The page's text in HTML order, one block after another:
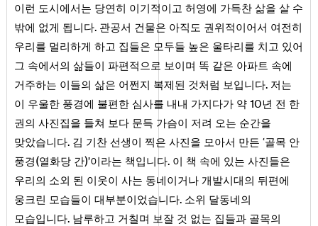
이런 도시에서는 당연히 이기적이고 허영에 가득찬 삶을 살 수
밖에 없게 됩니다. 관공서 건물은 아직도 권위적이어서 여전히
우리를 멀리하게 하고 집들은 모두들 높은 울타리를 치고 있어
그 속에서의 삶들이 파편적으로 보이며 똑 같은 아파트 속에
거주하는 이들의 삶은 어쩐지 복제된 것처럼 보입니다. 저는
이 우울한 풍경에 불편한 심사를 내내 가지다가 약 10년 전 한
권의 사진집을 들쳐 보다 문득 가슴이 저려 오는 순간을
맞았습니다. 김 기찬 선생이 찍은 사진을 모아서 만든 ‘골목 안
풍경(열화당 간)’이라는 책입니다. 이 책 속에 있는 사진들은
우리의 소외 된 이웃이 사는 동네이거나 개발시대의 뒤편에
웅크린 모습들이 대부분이었습니다. 소위 달동네의
모습입니다. 남루하고 거칠며 보잘 것 없는 집들과 골목의